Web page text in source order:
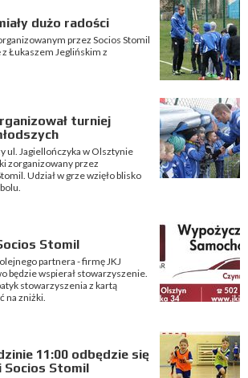
dużo radości
przez Socios Stomil
Łukaszem Jeglińskim z
turniej
ul. Jagiellończyka w Olsztynie
zorganizowany przez
Udział w grze wzięło blisko
Stomil
partnera - firmę JKJ
będzie wspierał stowarzyszenie.
stowarzyszenia z kartą
na zniżki.
11:00 odbędzie się
Socios Stomil